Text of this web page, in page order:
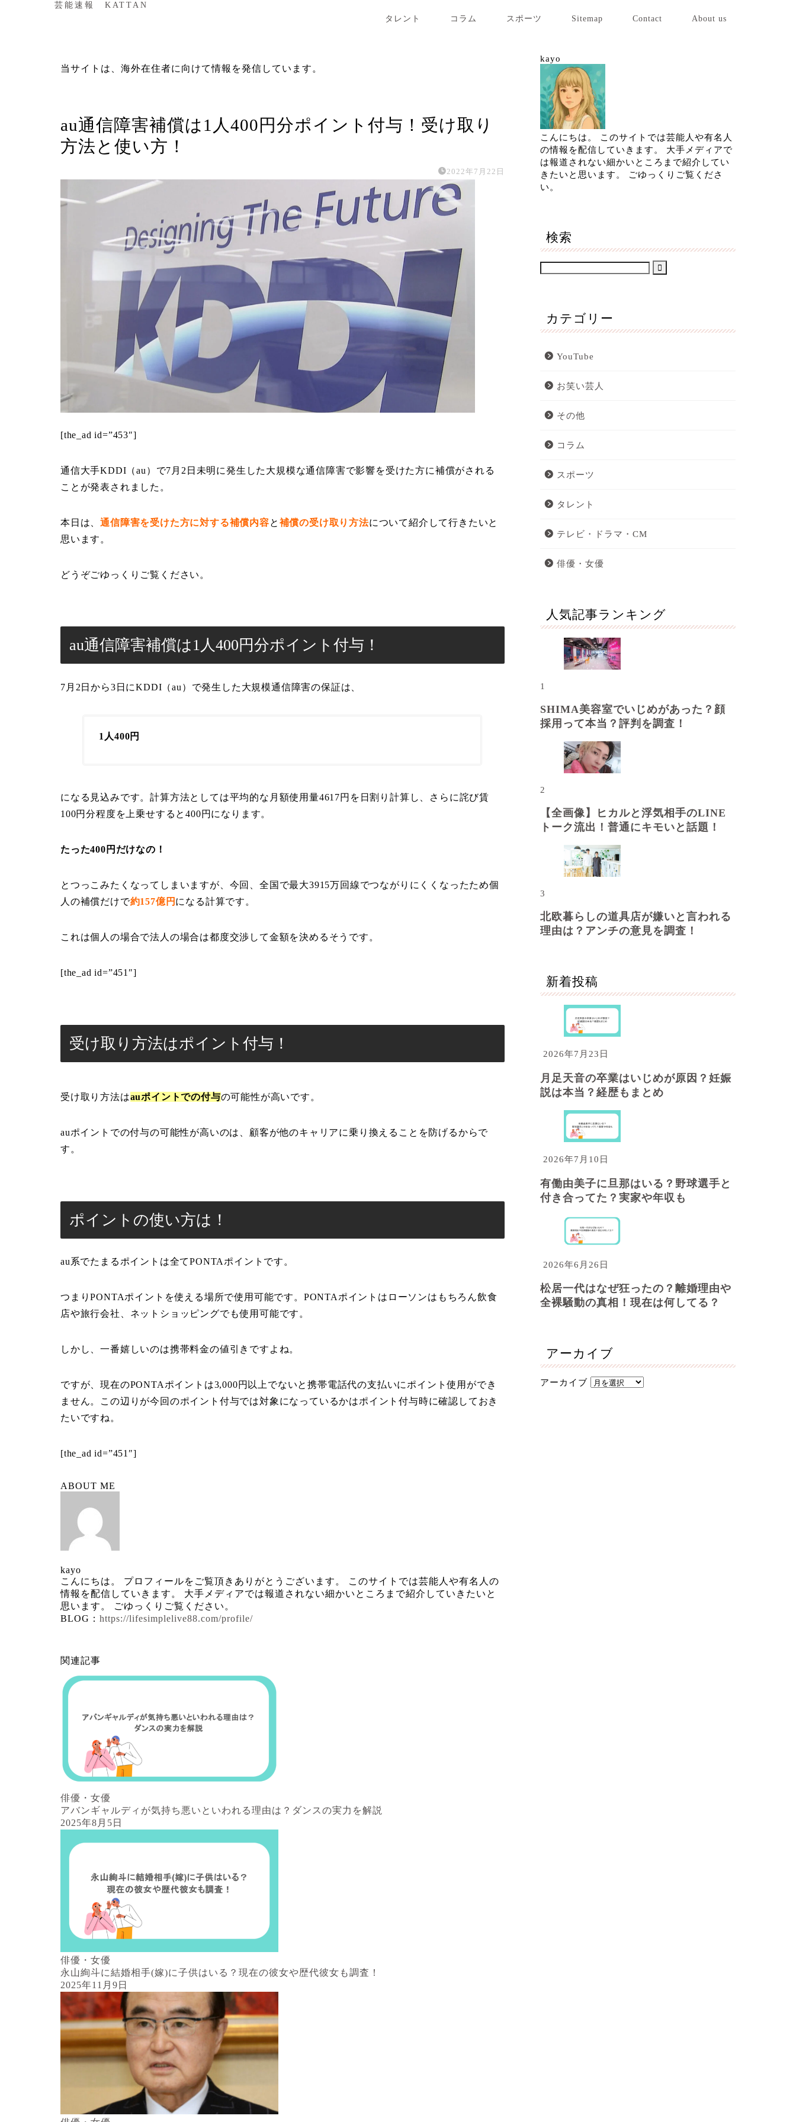
芸能速報 KATTAN
タレント コラム スポーツ Sitemap Contact About us
当サイトは、海外在住者に向けて情報を発信しています。
au通信障害補償は1人400円分ポイント付与！受け取り
方法と使い方！
2022年7月22日
[the_ad id=”453″]
通信大手KDDI（au）で7月2日未明に発生した大規模な通信障害で影響を受けた方に補償がされる
ことが発表されました。
本日は、通信障害を受けた方に対する補償内容と 補償の受け取り方法について紹介して行きたいと
思います。
どうぞごゆっくりご覧ください。
au通信障害補償は1人400円分ポイント付与！
7月2日から3日にKDDI（au）で発生した大規模通信障害の保証は、
1人400円
になる見込みです。計算方法としては平均的な月額使用量4617円を日割り計算し、さらに詫び賃
100円分程度を上乗せすると400円になります。
たった400円だけなの！
とつっこみたくなってしまいますが、今回、全国で最大3915万回線でつながりにくくなったため個
人の補償だけで約157億円 になる計算です。
これは個人の場合で法人の場合は都度交渉して金額を決めるそうです。
[the_ad id=”451″]
受け取り方法はポイント付与！
受け取り方法はauポイントでの付与の可能性が高いです。
auポイントでの付与の可能性が高いのは、顧客が他のキャリアに乗り換えることを防げるからで
す。
ポイントの使い方は！
au系でたまるポイントは全てPONTAポイントです。
つまりPONTAポイントを使える場所で使用可能です。PONTAポイントはローソンはもちろん飲食
店や旅行会社、ネットショッピングでも使用可能です。
しかし、一番嬉しいのは携帯料金の値引きですよね。
ですが、現在のPONTAポイントは3,000円以上でないと携帯電話代の支払いにポイント使用ができ
ません。この辺りが今回のポイント付与では対象になっているかはポイント付与時に確認しておき
たいですね。
[the_ad id=”451″]
ABOUT ME
kayo
こんにちは。 プロフィールをご覧頂きありがとうございます。 このサイトでは芸能人や有名人の
情報を配信していきます。 大手メディアでは報道されない細かいところまで紹介していきたいと
思います。 ごゆっくりご覧ください。
BLOG： https://lifesimplelive88.com/profile/
関連記事
俳優・女優
アバンギャルディが気持ち悪いといわれる理由は？ダンスの実力を解説
2025年8月5日
俳優・女優
永山絢斗に結婚相手(嫁)に子供はいる？現在の彼女や歴代彼女も調査！
2025年11月9日
kayo
こんにちは。 このサイトでは芸能人や有名人
の情報を配信していきます。 大手メディアで
は報道されない細かいところまで紹介してい
きたいと思います。 ごゆっくりご覧くださ
い。
検索
カテゴリー
YouTube
お笑い芸人
その他
コラム
スポーツ
タレント
テレビ・ドラマ・CM
俳優・女優
人気記事ランキング
1
SHIMA美容室でいじめがあった？顔
採用って本当？評判を調査！
2
【全画像】ヒカルと浮気相手のLINE
トーク流出！普通にキモいと話題！
3
北欧暮らしの道具店が嫌いと言われる
理由は？アンチの意見を調査！
新着投稿
2026年7月23日
月足天音の卒業はいじめが原因？妊娠
説は本当？経歴もまとめ
2026年7月10日
有働由美子に旦那はいる？野球選手と
付き合ってた？実家や年収も
2026年6月26日
松居一代はなぜ狂ったの？離婚理由や
全裸騒動の真相！現在は何してる？
アーカイブ
アーカイブ